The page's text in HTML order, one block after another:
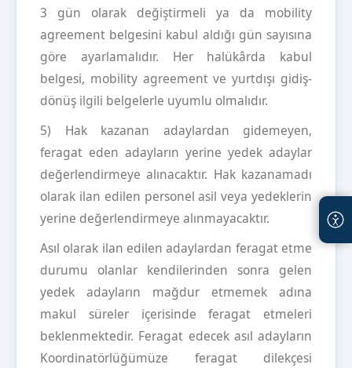
3 gün olarak değiştirmeli ya da mobility
agreement belgesini kabul aldığı gün sayısına
göre ayarlamalıdır. Her halükârda kabul
belgesi, mobility agreement ve yurtdışı gidiş-
dönüş ilgili belgelerle uyumlu olmalıdır.
5) Hak kazanan adaylardan gidemeyen,
feragat eden adayların yerine yedek adaylar
değerlendirmeye alınacaktır. Hak kazanamadı
olarak ilan edilen personel asil veya yedeklerin
yerine değerlendirmeye alınmayacaktır.
Asıl olarak ilan edilen adaylardan feragat etme
durumu olanlar kendilerinden sonra gelen
yedek adayların mağdur etmemek adına
makul süreler içerisinde feragat etmeleri
beklenmektedir. Feragat edecek asıl adayların
Koordinatörlüğümüze feragat dilekçesi